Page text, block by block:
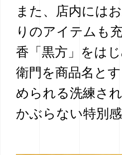
また、店内には
りのアイテムも
香「黒方」をは
衛門を商品名と
められる洗練さ
かぶらない特別